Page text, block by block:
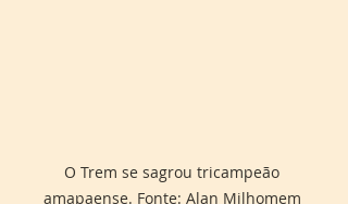
O Trem se sagrou tricampeão
amapaense. Fonte: Alan Milhomem